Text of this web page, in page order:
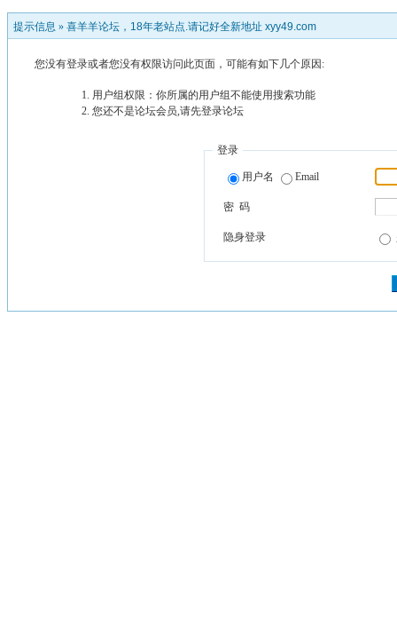
提示信息 » 喜羊羊论坛，18年老站点.请记好全新地址 xyy49.com
您没有登录或者您没有权限访问此页面，可能有如下几个原因:
用户组权限：你所属的用户组不能使用搜索功能
您还不是论坛会员,请先登录论坛
登录
用户名 Email
密 码
隐身登录